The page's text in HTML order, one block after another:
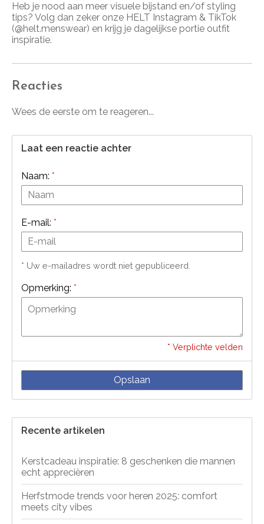
Heb je nood aan meer visuele bijstand en/of styling
tips? Volg dan zeker onze HELT Instagram & TikTok
(@helt.menswear) en krijg je dagelijkse portie outfit
inspiratie.
Reacties
Wees de eerste om te reageren...
Laat een reactie achter
Naam: *
E-mail: *
* Uw e-mailadres wordt niet gepubliceerd.
Opmerking: *
* Verplichte velden
Opslaan
Recente artikelen
Kerstcadeau inspiratie: 8 geschenken die mannen
echt appreciëren
Herfstmode trends voor heren 2025: comfort
meets city vibes